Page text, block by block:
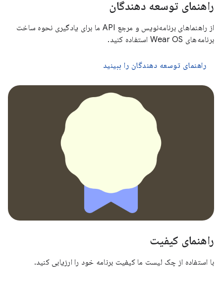
راهنمای توسعه دهندگان
از راهنماهای برنامه‌نویس و مرجع API ما برای یادگیری نحوه ساخت
برنامه‌های Wear OS استفاده کنید.
راهنمای توسعه دهندگان را ببینید
راهنمای کیفیت
با استفاده از چک لیست ما کیفیت برنامه خود را ارزیابی کنید.